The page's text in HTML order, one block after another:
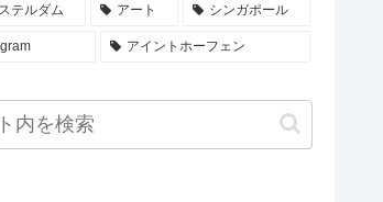
テルダム アート シンガポール
アイントホーフェン